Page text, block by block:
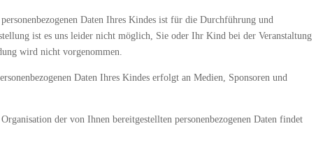
Daten Ihres Kindes ist für die Durchführung und
ist es uns leider nicht möglich, Sie oder Ihr Kind bei der Veranstaltung
wird nicht vorgenommen.
Daten Ihres Kindes erfolgt an Medien, Sponsoren und
der von Ihnen bereitgestellten personenbezogenen Daten findet